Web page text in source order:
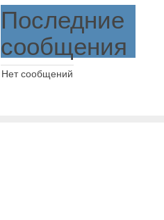
Последние
сообщения
Нет сообщений